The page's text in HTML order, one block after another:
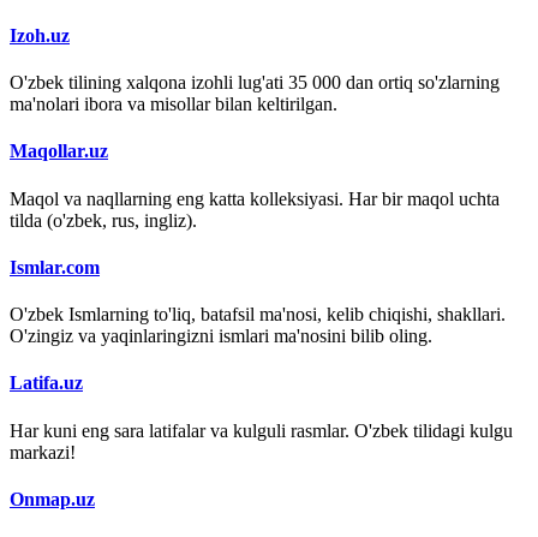
Izoh.uz
O'zbek tilining xalqona izohli lug'ati 35 000 dan ortiq so'zlarning
ma'nolari ibora va misollar bilan keltirilgan.
Maqollar.uz
Maqol va naqllarning eng katta kolleksiyasi. Har bir maqol uchta
tilda (o'zbek, rus, ingliz).
Ismlar.com
O'zbek Ismlarning to'liq, batafsil ma'nosi, kelib chiqishi, shakllari.
O'zingiz va yaqinlaringizni ismlari ma'nosini bilib oling.
Latifa.uz
Har kuni eng sara latifalar va kulguli rasmlar. O'zbek tilidagi kulgu
markazi!
Onmap.uz